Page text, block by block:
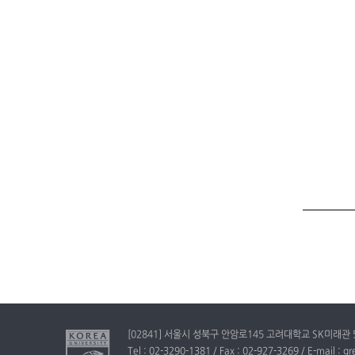
[02841] 서울시 성북구 안암로145 고려대학교 SK미래관
Tel : 02-3290-1381 / Fax : 02-927-3269 / E-mail :